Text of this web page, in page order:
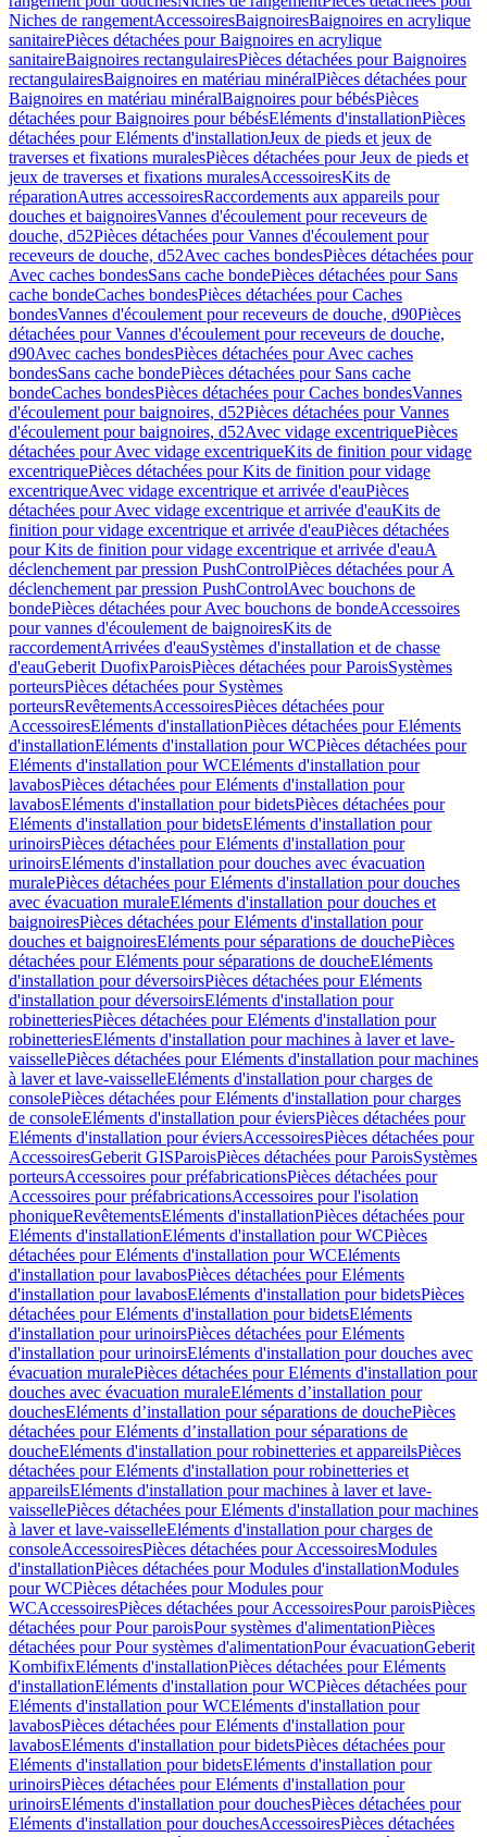
Niches de rangementAccessoiresBaignoiresBaignoires en acrylique
sanitairePièces détachées pour Baignoires en acrylique
sanitaireBaignoires rectangulairesPièces détachées pour Baignoires
rectangulairesBaignoires en matériau minéralPièces détachées pour
Baignoires en matériau minéralBaignoires pour bébésPièces
détachées pour Baignoires pour bébésEléments d'installationPièces
détachées pour Eléments d'installationJeux de pieds et jeux de
traverses et fixations muralesPièces détachées pour Jeux de pieds et
jeux de traverses et fixations muralesAccessoiresKits de
réparationAutres accessoiresRaccordements aux appareils pour
douches et baignoiresVannes d'écoulement pour receveurs de
douche, d52Pièces détachées pour Vannes d'écoulement pour
receveurs de douche, d52Avec caches bondesPièces détachées pour
Avec caches bondesSans cache bondePièces détachées pour Sans
cache bondeCaches bondesPièces détachées pour Caches
bondesVannes d'écoulement pour receveurs de douche, d90Pièces
détachées pour Vannes d'écoulement pour receveurs de douche,
d90Avec caches bondesPièces détachées pour Avec caches
bondesSans cache bondePièces détachées pour Sans cache
bondeCaches bondesPièces détachées pour Caches bondesVannes
d'écoulement pour baignoires, d52Pièces détachées pour Vannes
d'écoulement pour baignoires, d52Avec vidage excentriquePièces
détachées pour Avec vidage excentriqueKits de finition pour vidage
excentriquePièces détachées pour Kits de finition pour vidage
excentriqueAvec vidage excentrique et arrivée d'eauPièces
détachées pour Avec vidage excentrique et arrivée d'eauKits de
finition pour vidage excentrique et arrivée d'eauPièces détachées
pour Kits de finition pour vidage excentrique et arrivée d'eauA
déclenchement par pression PushControlPièces détachées pour A
déclenchement par pression PushControlAvec bouchons de
bondePièces détachées pour Avec bouchons de bondeAccessoires
pour vannes d'écoulement de baignoiresKits de
raccordementArrivées d'eauSystèmes d'installation et de chasse
d'eauGeberit DuofixParoisPièces détachées pour ParoisSystèmes
porteursPièces détachées pour Systèmes
porteursRevêtementsAccessoiresPièces détachées pour
AccessoiresEléments d'installationPièces détachées pour Eléments
d'installationEléments d'installation pour WCPièces détachées pour
Eléments d'installation pour WCEléments d'installation pour
lavabosPièces détachées pour Eléments d'installation pour
lavabosEléments d'installation pour bidetsPièces détachées pour
Eléments d'installation pour bidetsEléments d'installation pour
urinoirsPièces détachées pour Eléments d'installation pour
urinoirsEléments d'installation pour douches avec évacuation
muralePièces détachées pour Eléments d'installation pour douches
avec évacuation muraleEléments d'installation pour douches et
baignoiresPièces détachées pour Eléments d'installation pour
douches et baignoiresEléments pour séparations de douchePièces
détachées pour Eléments pour séparations de doucheEléments
d'installation pour déversoirsPièces détachées pour Eléments
d'installation pour déversoirsEléments d'installation pour
robinetteriesPièces détachées pour Eléments d'installation pour
robinetteriesEléments d'installation pour machines à laver et lave-
vaissellePièces détachées pour Eléments d'installation pour machines
à laver et lave-vaisselleEléments d'installation pour charges de
consolePièces détachées pour Eléments d'installation pour charges
de consoleEléments d'installation pour éviersPièces détachées pour
Eléments d'installation pour éviersAccessoiresPièces détachées pour
AccessoiresGeberit GISParoisPièces détachées pour ParoisSystèmes
porteursAccessoires pour préfabricationsPièces détachées pour
Accessoires pour préfabricationsAccessoires pour l'isolation
phoniqueRevêtementsEléments d'installationPièces détachées pour
Eléments d'installationEléments d'installation pour WCPièces
détachées pour Eléments d'installation pour WCEléments
d'installation pour lavabosPièces détachées pour Eléments
d'installation pour lavabosEléments d'installation pour bidetsPièces
détachées pour Eléments d'installation pour bidetsEléments
d'installation pour urinoirsPièces détachées pour Eléments
d'installation pour urinoirsEléments d'installation pour douches avec
évacuation muralePièces détachées pour Eléments d'installation pour
douches avec évacuation muraleEléments d’installation pour
douchesEléments d’installation pour séparations de douchePièces
détachées pour Eléments d’installation pour séparations de
doucheEléments d'installation pour robinetteries et appareilsPièces
détachées pour Eléments d'installation pour robinetteries et
appareilsEléments d'installation pour machines à laver et lave-
vaissellePièces détachées pour Eléments d'installation pour machines
à laver et lave-vaisselleEléments d'installation pour charges de
consoleAccessoiresPièces détachées pour AccessoiresModules
d'installationPièces détachées pour Modules d'installationModules
pour WCPièces détachées pour Modules pour
WCAccessoiresPièces détachées pour AccessoiresPour paroisPièces
détachées pour Pour paroisPour systèmes d'alimentationPièces
détachées pour Pour systèmes d'alimentationPour évacuationGeberit
KombifixEléments d'installationPièces détachées pour Eléments
d'installationEléments d'installation pour WCPièces détachées pour
Eléments d'installation pour WCEléments d'installation pour
lavabosPièces détachées pour Eléments d'installation pour
lavabosEléments d'installation pour bidetsPièces détachées pour
Eléments d'installation pour bidetsEléments d'installation pour
urinoirsPièces détachées pour Eléments d'installation pour
urinoirsEléments d'installation pour douchesPièces détachées pour
Eléments d'installation pour douchesAccessoiresPièces détachées